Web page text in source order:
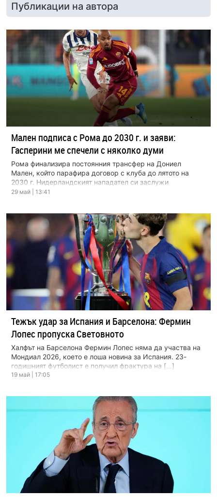
Публикации на автора
Мален подписа с Рома до 2030 г. и заяви:
Гасперини ме спечели с няколко думи
Рома финализира постоянния трансфер на Дониел
Мален, който парафира договор с клуба до лятото на
2030 г. Нидерландският нападател си заслужи
дългосрочния контракт, […]
29 май | 13:41
Тежък удар за Испания и Барселона: Фермин
Лопес пропуска Световното
Халфът на Барселона Фермин Лопес няма да участва на
Мондиал 2026, което е лоша новина за Испания. 23-
годишният футболист е получил фрактура на […]
19 май | 17:05